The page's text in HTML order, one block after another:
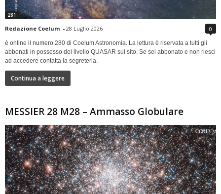
281
Redazione Coelum - 28 Luglio 2026 0
è online il numero 280 di Coelum Astronomia. La lettura è riservata a tutti gli
abbonati in possesso del livello QUASAR sul sito. Se sei abbonato e non riesci
ad accedere contatta la segreteria.
Continua a leggere
MESSIER 28 M28 – Ammasso Globulare